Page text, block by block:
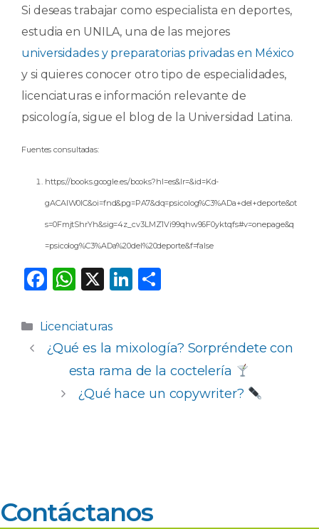
Si deseas trabajar como especialista en deportes,
estudia en UNILA, una de las mejores
universidades y preparatorias privadas en México
y si quieres conocer otro tipo de especialidades,
licenciaturas e información relevante de
psicología, sigue el blog de la Universidad Latina.
Fuentes consultadas:
https://books.google.es/books?hl=es&lr=&id=Kd-
gACAIW0IC&oi=fnd&pg=PA7&dq=psicolog%C3%ADa+del+deporte&ot
s=0FmjtShrYh&sig=4z_cv3LMZ1Vi99qhw96F0yktqfs#v=onepage&q
=psicolog%C3%ADa%20del%20deporte&f=false
F
c
e
W
a
ts
A
p
X
Li
e
dI
n
p
ar
ti
Categorías
Licenciaturas
¿Qué es la mixología? Sorpréndete con
esta rama de la coctelería
¿Qué hace un copywriter?
Contáctanos